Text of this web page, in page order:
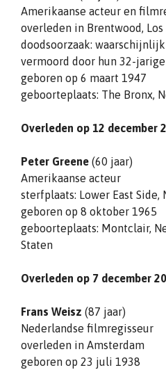
Amerikaanse acteur en
overleden in Brentwood, Los
doodsoorzaak:
vermoord door hun 32-
geboren op 6 maart 1947
geboorteplaats: The Bronx,
Overleden op 12 december
Peter Greene (60 jaar)
Amerikaanse acteur
sterfplaats: Lower East Side,
geboren op 8 oktober 1965
geboorteplaats: Montclair,
Staten
Overleden op 7 december
Frans Weisz (87 jaar)
Nederlandse filmregisseur
overleden in Amsterdam
geboren op 23 juli 1938